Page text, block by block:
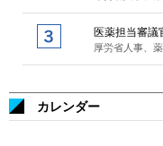
医薬担当審議
厚労省人事、
カレンダー